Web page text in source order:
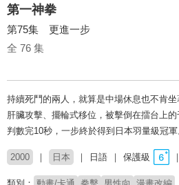
第一神拳
第75集 更進一步
全 76 集
持續死鬥的兩人，就算是中場休息也不肯坐
肝臟攻擊、擺輪式移位，被擊倒在擂台上
判數完10秒，一步終於得到日本羽量級冠軍
2000 日本 日語 保護級